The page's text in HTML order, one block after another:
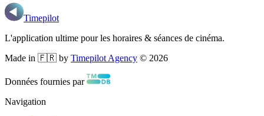
Timepilot
L'application ultime pour les horaires & séances de cinéma.
Made in 🇫🇷 by Timepilot Agency © 2026
Données fournies par
Navigation